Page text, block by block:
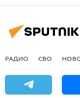
РАДИО СВО